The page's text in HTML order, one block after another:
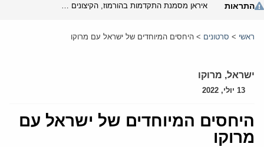
התראות
ראשי > סרטונים > היחסים המיוחדים של ישראל עם מרוקו
ישראל, מרוקו
13 יולי, 2022
היחסים המיוחדים של ישראל עם
מרוקו